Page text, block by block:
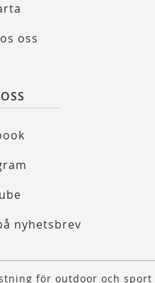
oss
nyhetsbrev
för outdoor och sport